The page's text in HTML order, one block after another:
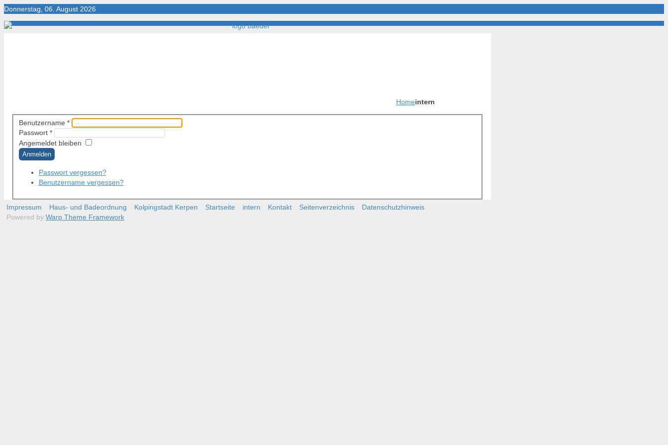
Donnerstag, 06. August 2026
Homeintern
Benutzername *
Passwort*
Angemeldet bleiben
Anmelden
Passwort vergessen?
Benutzername vergessen?
Impressum Haus- und Badeordnung Kolpingstadt Kerpen Startseite intern Kontakt Seitenverzeichnis
Datenschutzhinweis
Powered by Warp Theme Framework